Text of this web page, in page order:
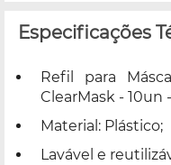
Especificações
Refil para
ClearMask - 10un
Material: Plástico;
Lavável e